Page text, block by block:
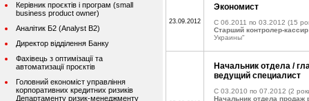
Керівник проєктів і програм (small
business product owner)
Аналітик Б2 (Analyst B2)
Директор відділення Банку
Фахівець з оптимізації та
автоматизації проєктів
Головний економіст управління
корпоративних кредитних ризиків
Департаменту ризик-менеджменту
23.09.2012
Экономист
C 06.2011 по 03.2012 (15
Старший контролер-кассир
Украины"
Начальник отдела /
ведущий специалист
C 03.2010 по 07.2012 (2
Начальник отдела продаж